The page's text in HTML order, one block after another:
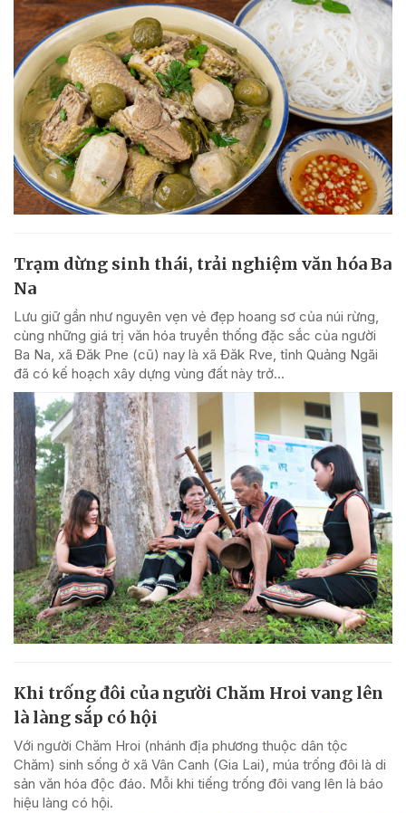
Trạm dừng sinh thái, trải nghiệm văn hóa Ba
Na
Lưu giữ gần như nguyên vẹn vẻ đẹp hoang sơ của núi rừng,
cùng những giá trị văn hóa truyền thống đặc sắc của người
Ba Na, xã Đăk Pne (cũ) nay là xã Đăk Rve, tỉnh Quảng Ngãi
đã có kế hoạch xây dựng vùng đất này trở...
Khi trống đôi của người Chăm Hroi vang lên
là làng sắp có hội
Với người Chăm Hroi (nhánh địa phương thuộc dân tộc
Chăm) sinh sống ở xã Vân Canh (Gia Lai), múa trống đôi là di
sản văn hóa độc đáo. Mỗi khi tiếng trống đôi vang lên là báo
hiệu làng có hội.